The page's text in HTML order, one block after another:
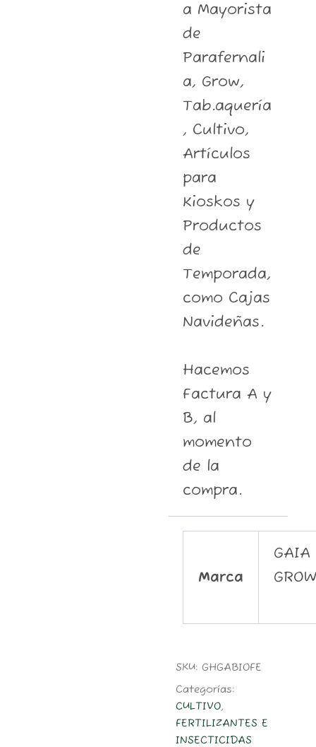
a Mayorista
de
Parafernali
a, Grow,
Tab.aquería
, Cultivo,
Artículos
para
Kioskos y
Productos
de
Temporada,
como Cajas
Navideñas.
Hacemos
Factura A y
B, al
momento
de la
compra.
Marca
GAIA
SKU:GHGABIOFE
Categorías:
CULTIVO,
FERTILIZANTES E
INSECTICIDAS